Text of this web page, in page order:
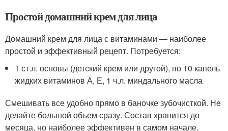
Простой домашний крем для лица
Домашний крем для лица с витаминами — наиболее
простой и эффективный рецепт. Потребуется:
1 ст.л. основы (детский крем или другой), по 10 капель
жидких витаминов А, Е, 1 ч.л. миндального масла
Смешивать все удобно прямо в баночке зубочисткой. Не
делайте большой объем сразу. Состав хранится до
месяца, но наиболее эффективен в самом начале.